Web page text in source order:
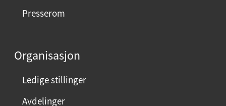
Presserom
Organisasjon
Ledige stillinger
Avdelinger